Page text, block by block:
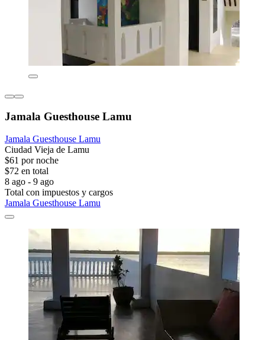
Jamala Guesthouse Lamu
Jamala Guesthouse Lamu
Ciudad Vieja de Lamu
$61 por noche
$72 en total
8 ago - 9 ago
Total con impuestos y cargos
Jamala Guesthouse Lamu